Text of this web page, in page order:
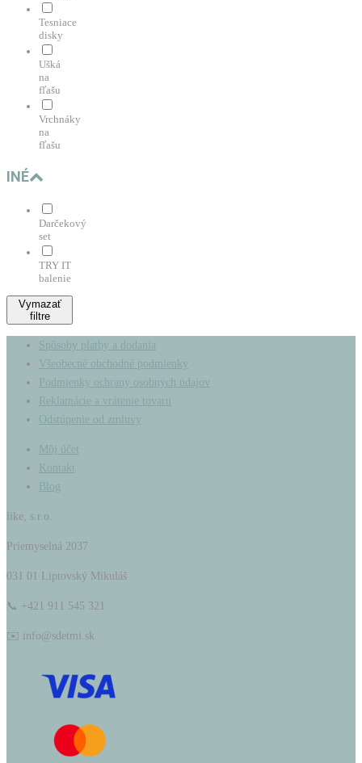
Tesniace
disky
Ušká
na
fľašu
Vrchnáky
na
fľašu
INÉ
Darčekový
set
TRY IT
balenie
Vymazať
filtre
Spôsoby platby a dodania
Všeobecné obchodné podmienky
Podmienky ochrany osobných údajov
Reklamácie a vrátenie tovaru
Odstúpenie od zmluvy
Môj účet
Kontakt
Blog
like, s.r.o.
Priemyselná 2037
031 01 Liptovský Mikuláš
📞 +421 911 545 321
✉️ info@sdetmi.sk